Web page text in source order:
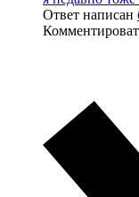
Ответ написан